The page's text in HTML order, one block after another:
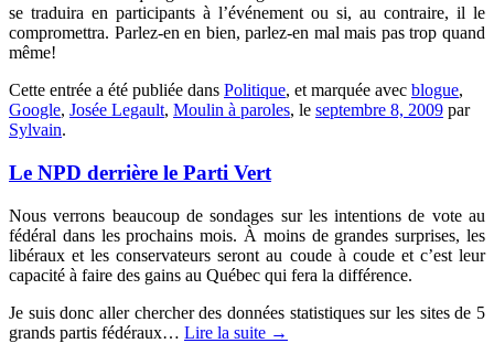
se traduira en participants à l’événement ou si, au contraire, il le
compromettra. Parlez-en en bien, parlez-en mal mais pas trop quand
même!
Cette entrée a été publiée dans Politique, et marquée avec blogue,
Google, Josée Legault, Moulin à paroles, le septembre 8, 2009 par
Sylvain.
Le NPD derrière le Parti Vert
Nous verrons beaucoup de sondages sur les intentions de vote au
fédéral dans les prochains mois. À moins de grandes surprises, les
libéraux et les conservateurs seront au coude à coude et c’est leur
capacité à faire des gains au Québec qui fera la différence.
Je suis donc aller chercher des données statistiques sur les sites de 5
grands partis fédéraux… Lire la suite →